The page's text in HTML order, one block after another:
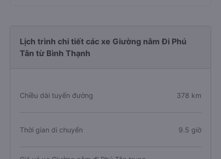
Lịch trình chi tiết các xe Giường nằm Đi Phú
Tân từ Bình Thạnh
Chiều dài tuyến đường 378 km
Thời gian di chuyển 9.5 giờ